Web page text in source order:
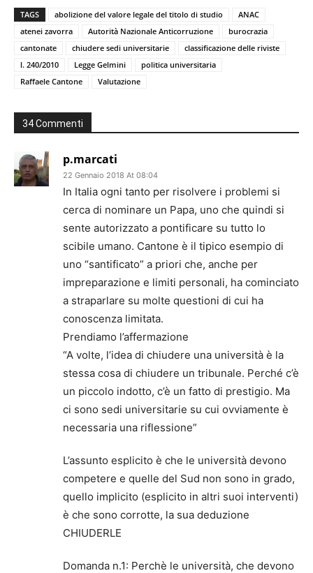
TAGS abolizione del valore legale del titolo di studio
ANAC
atenei zavorra
Autorità Nazionale Anticorruzione
burocrazia
cantonate
chiudere sedi universitarie
classificazione delle riviste
l. 240/2010
Legge Gelmini
politica universitaria
Raffaele Cantone
Valutazione
34 Commenti
p.marcati
22 Gennaio 2018 At 08:04
In Italia ogni tanto per risolvere i problemi si
cerca di nominare un Papa, uno che quindi si
sente autorizzato a pontificare su tutto lo
scibile umano. Cantone è il tipico esempio di
uno “santificato” a priori che, anche per
impreparazione e limiti personali, ha cominciato
a straparlare su molte questioni di cui ha
conoscenza limitata.
Prendiamo l’affermazione
“A volte, l’idea di chiudere una università è la
stessa cosa di chiudere un tribunale. Perché c’è
un piccolo indotto, c’è un fatto di prestigio. Ma
ci sono sedi universitarie su cui ovviamente è
necessaria una riflessione”
L’assunto esplicito è che le università devono
competere e quelle del Sud non sono in grado,
quello implicito (esplicito in altri suoi interventi)
è che sono corrotte, la sua deduzione
CHIUDERLE
Domanda n.1: Perchè le università, che devono